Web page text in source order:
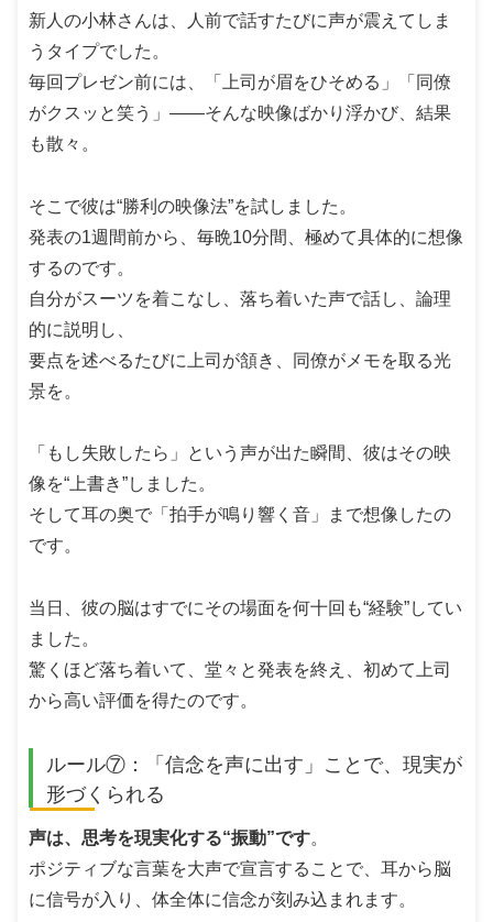
新人の小林さんは、人前で話すたびに声が震えてしま
うタイプでした。
毎回プレゼン前には、「上司が眉をひそめる」「同僚
がクスッと笑う」――そんな映像ばかり浮かび、結果
も散々。
そこで彼は“勝利の映像法”を試しました。
発表の1週間前から、毎晩10分間、極めて具体的に想像
するのです。
自分がスーツを着こなし、落ち着いた声で話し、論理
的に説明し、
要点を述べるたびに上司が頷き、同僚がメモを取る光
景を。
「もし失敗したら」という声が出た瞬間、彼はその映
像を“上書き”しました。
そして耳の奥で「拍手が鳴り響く音」まで想像したの
です。
当日、彼の脳はすでにその場面を何十回も“経験”してい
ました。
驚くほど落ち着いて、堂々と発表を終え、初めて上司
から高い評価を得たのです。
ルール⑦：「信念を声に出す」ことで、現実が
形づくられる
声は、思考を現実化する“振動”です。
ポジティブな言葉を大声で宣言することで、耳から脳
に信号が入り、体全体に信念が刻み込まれます。